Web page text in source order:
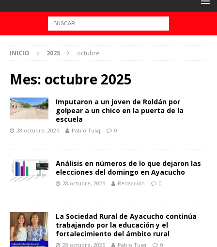
INICIO 2025 octubre
Mes: octubre 2025
Imputaron a un joven de Roldán por
golpear a un chico en la puerta de la
escuela
28 octubre, 2025 Pablo Tusq 0
Análisis en números de lo que dejaron las
elecciones del domingo en Ayacucho
28 octubre, 2025 Redacción 0
La Sociedad Rural de Ayacucho continúa
trabajando por la educación y el
fortalecimiento del ámbito rural
28 octubre, 2025 Pablo Tusq 0